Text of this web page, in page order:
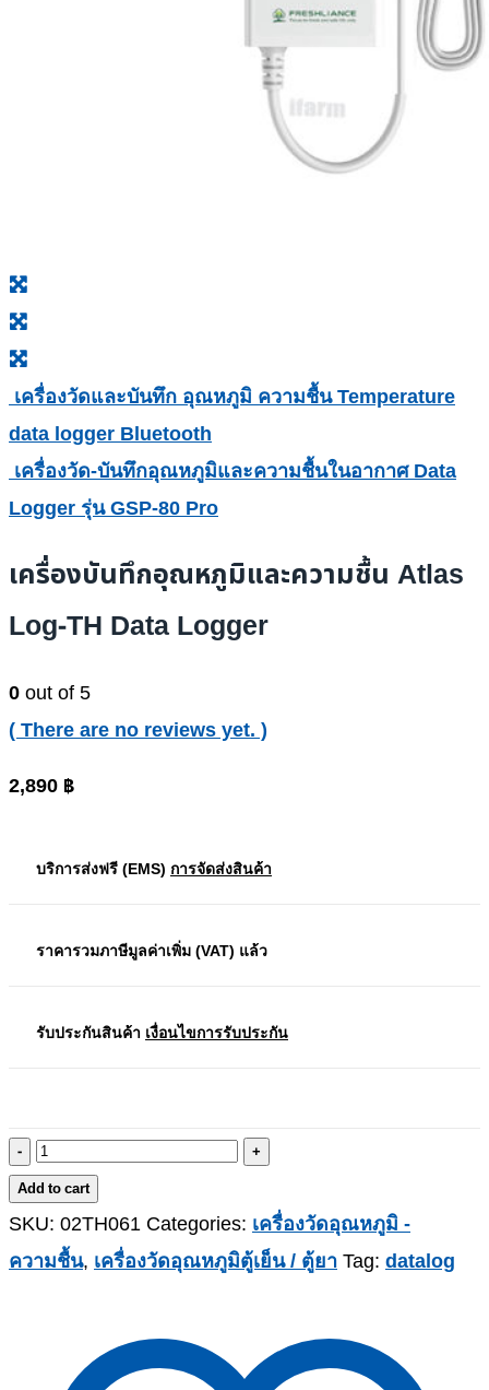
เครื่องวัดและบันทึก อุณหภูมิ ความชื้น Temperature
data logger Bluetooth
เครื่องวัด-บันทึกอุณหภูมิและความชื้นในอากาศ Data
Logger รุ่น GSP-80 Pro
เครื่องบันทึกอุณหภูมิและความชื้น Atlas
Log-TH Data Logger
0 out of 5
( There are no reviews yet. )
2,890 ฿
บริการส่งฟรี (EMS) การจัดส่งสินค้า
ราคารวมภาษีมูลค่าเพิ่ม (VAT) แล้ว
รับประกันสินค้า เงื่อนไขการรับประกัน
-
+
Add to cart
SKU: 02TH061 Categories: เครื่องวัดอุณหภูมิ -
ความชื้น, เครื่องวัดอุณหภูมิตู้เย็น / ตู้ยา Tag: datalog